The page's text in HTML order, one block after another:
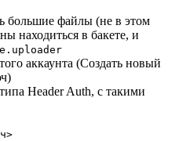
большие файлы (не в этом
находиться в бакете, и
аккаунта (Создать новый
Header Auth, с такими